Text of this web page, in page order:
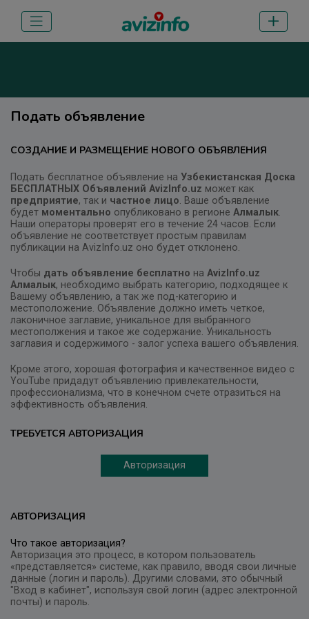
Подать объявление
СОЗДАНИЕ И РАЗМЕЩЕНИЕ НОВОГО ОБЪЯВЛЕНИЯ
Подать бесплатное объявление на Узбекистанская Доска
БЕСПЛАТНЫХ Объявлений AvizInfo.uz может как
предприятие, так и частное лицо. Ваше объявление
будет моментально опубликовано в регионе Алмалык.
Наши операторы проверят его в течение 24 часов. Если
объявление не соответствует простым правилам
публикации на AvizInfo.uz оно будет отклонено.
Чтобы дать объявление бесплатно на AvizInfo.uz
Алмалык, необходимо выбрать категорию, подходящее к
Вашему объявлению, а так же под-категорию и
местоположение. Объявление должно иметь четкое,
лаконичное заглавие, уникальное для выбранного
местополжения и такое же содержание. Уникальность
заглавия и содержимого - залог успеха вашего объявления.
Кроме этого, хорошая фотография и качественное видео с
YouTube придадут объявлению привлекательности,
профессионализма, что в конечном счете отразиться на
эффективность объявления.
ТРЕБУЕТСЯ АВТОРИЗАЦИЯ
Авторизация
АВТОРИЗАЦИЯ
Что такое авторизация?
Авторизация это процесс, в котором пользователь
«представляется» системе, как правило, вводя свои личные
данные (логин и пароль). Другими словами, это обычный
"Вход в кабинет", используя свой логин (адрес электронной
почты) и пароль.